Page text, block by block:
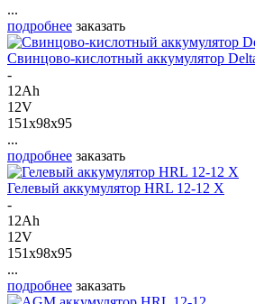
...
подробнее заказать
Свинцово-кислотный аккумулятор
-
12Ah
12V
151x98x95
...
подробнее заказать
Гелевый аккумулятор HRL 12-12 X
-
12Ah
12V
151x98x95
...
подробнее заказать